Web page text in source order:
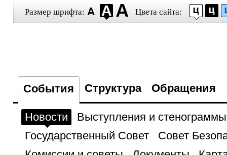
Размер шрифта: Цвета сайта:
События Структура Обращения
Новости
Выступления и стенограммы
Государственный Совет
Совет